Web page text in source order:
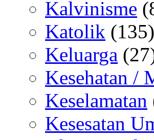
Kalvinisme
Katolik (135)
Keluarga
Kesehatan /
Keselamatan
Kesesatan